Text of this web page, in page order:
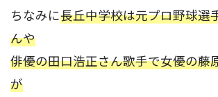
ちなみに長丘中学校は元プロ野球選
んや
俳優の田口浩正さん歌手で女優の藤
が